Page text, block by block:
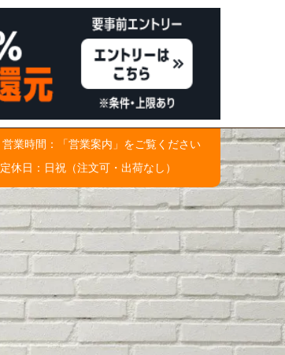
営業時間：「営業案内 」をご覧ください
定休日：日祝（注文可・出荷なし）